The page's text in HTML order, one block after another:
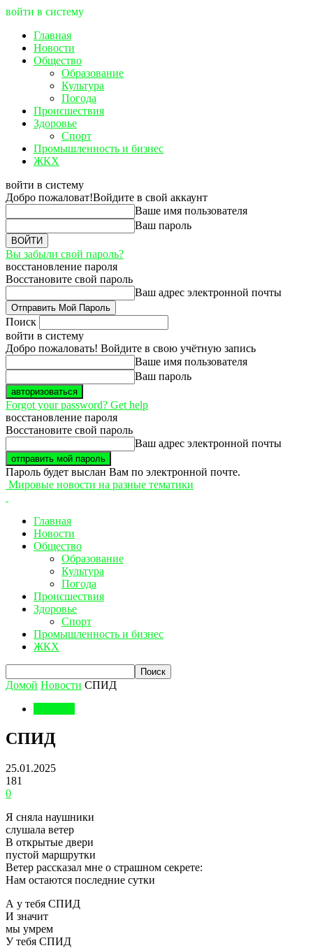
войти в систему
Главная
Новости
Общество
Образование
Культура
Погода
Происшествия
Здоровье
Спорт
Промышленность и бизнес
ЖКХ
войти в систему
Добро пожаловат!Войдите в свой аккаунт
Ваше имя пользователя
Ваш пароль
Вы забыли свой пароль?
восстановление пароля
Восстановите свой пароль
Ваш адрес электронной почты
Поиск
войти в систему
Добро пожаловать! Войдите в свою учётную запись
Ваше имя пользователя
Ваш пароль
Forgot your password? Get help
восстановление пароля
Восстановите свой пароль
Ваш адрес электронной почты
Пароль будет выслан Вам по электронной почте.
Мировые новости на разные тематики
Главная
Новости
Общество
Образование
Культура
Погода
Происшествия
Здоровье
Спорт
Промышленность и бизнес
ЖКХ
Домой Новости СПИД
СПИД
25.01.2025
181
0
Я сняла наушники
слушала ветер
В открытые двери
пустой маршрутки
Ветер рассказал мне о страшном секрете:
Нам остаются последние сутки
А у тебя СПИД
И значит
мы умрем
У тебя СПИД